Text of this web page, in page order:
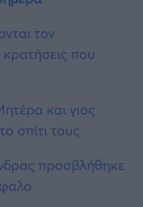
τον
που
και γιος
σπίτι τους
προσβλήθηκε